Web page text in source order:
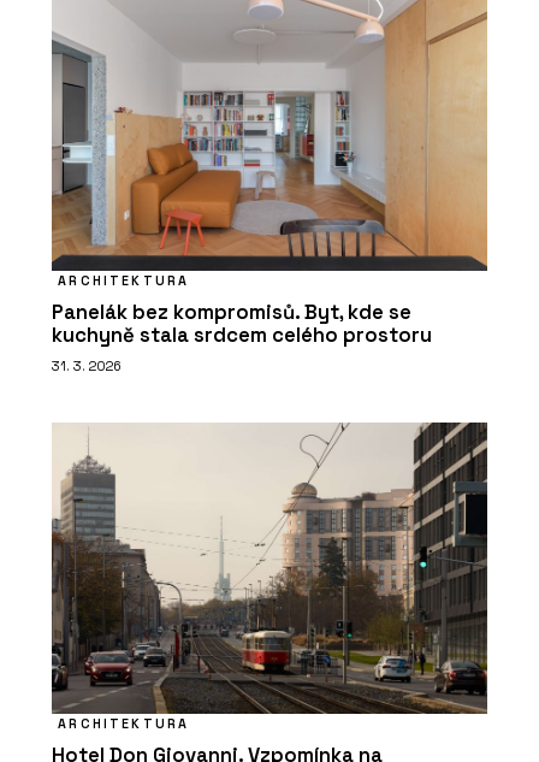
ARCHITEKTURA
Panelák bez kompromisů. Byt, kde se
kuchyně stala srdcem celého prostoru
31. 3. 2026
ARCHITEKTURA
Hotel Don Giovanni. Vzpomínka na